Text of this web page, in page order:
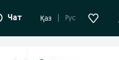
Чат Қаз Рус